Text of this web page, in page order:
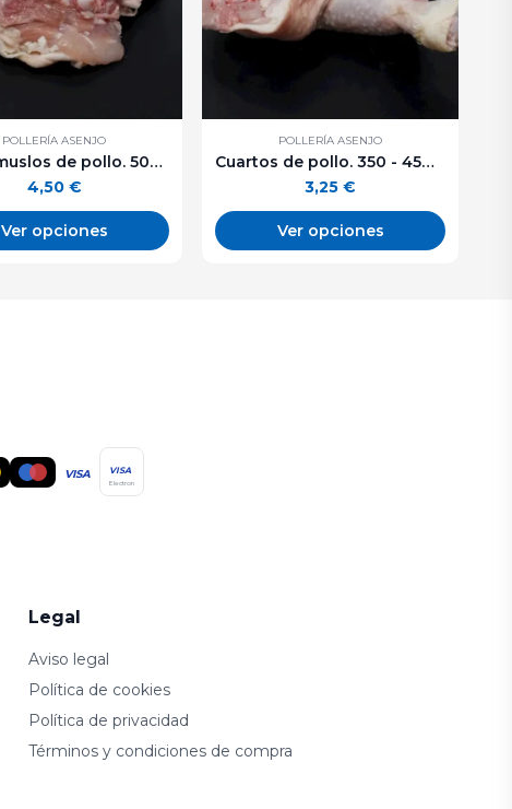
POLLERÍA ASENJO
Contramuslos de pollo. 500 g. aprox.
4,50 €
Ver opciones
POLLERÍA ASENJO
Cuartos de pollo. 350 - 450 g. aprox.
3,25€
Ver opciones
VISA VISA
Electron
Legal
Aviso legal
Política de cookies
Política de privacidad
Términos y condiciones de compra